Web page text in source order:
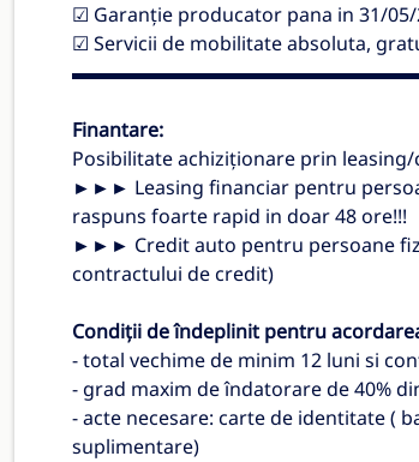
☑ Garanție producator pana in 31/05/
☑ Servicii de mobilitate absoluta,
Finantare:
Posibilitate achiziționare prin
►►► Leasing financiar pentru
raspuns foarte rapid in doar 48 ore!!!
►►► Credit auto pentru persoane
contractului de credit)
Condiții de îndeplinit pentru
- total vechime de minim 12 luni si
- grad maxim de îndatorare de 40%
- acte necesare: carte de identitate (
suplimentare)